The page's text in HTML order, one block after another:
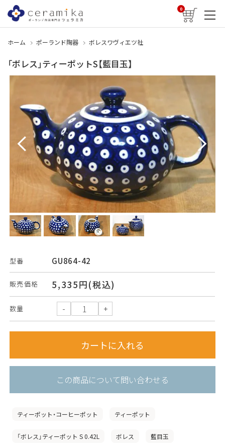
0
ホーム ポーランド陶器 ボレスワヴィエツ社
「ボレス」ティーポットS【藍目玉】
型番 GU864-42
販売価格 5,335円(税込)
数量
この商品について問い合わせる
ティーポット・コーヒーポット ティーポット
「ボレス」ティーポット S 0.42L ボレス 藍目玉